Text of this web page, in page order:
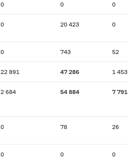
0 0 0
0 20 423 0
0 743 52
22 891 47 286 1 453
2 684 54 884 7 791
0 78 26
0 0 0